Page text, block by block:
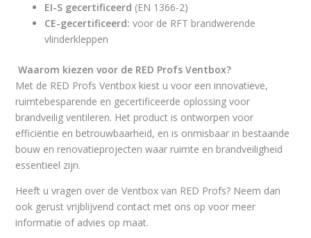
EI-S gecertificeerd (EN 1366-2)
CE-gecertificeerd: voor de RFT brandwerende
vlinderkleppen
Waarom kiezen voor de RED Profs Ventbox?
Met de RED Profs Ventbox kiest u voor een innovatieve,
ruimtebesparende en gecertificeerde oplossing voor
brandveilig ventileren. Het product is ontworpen voor
efficiëntie en betrouwbaarheid, en is onmisbaar in bestaande
bouw en renovatieprojecten waar ruimte en brandveiligheid
essentieel zijn.
Heeft u vragen over de Ventbox van RED Profs? Neem dan
ook gerust vrijblijvend contact met ons op voor meer
informatie of advies op maat.